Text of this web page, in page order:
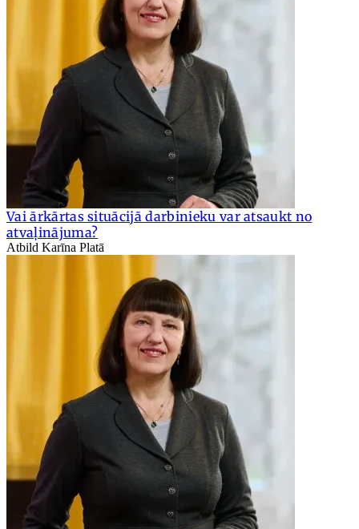
Vai ārkārtas situācijā darbinieku var atsaukt no
atvaļinājuma?
Atbild Karīna Platā